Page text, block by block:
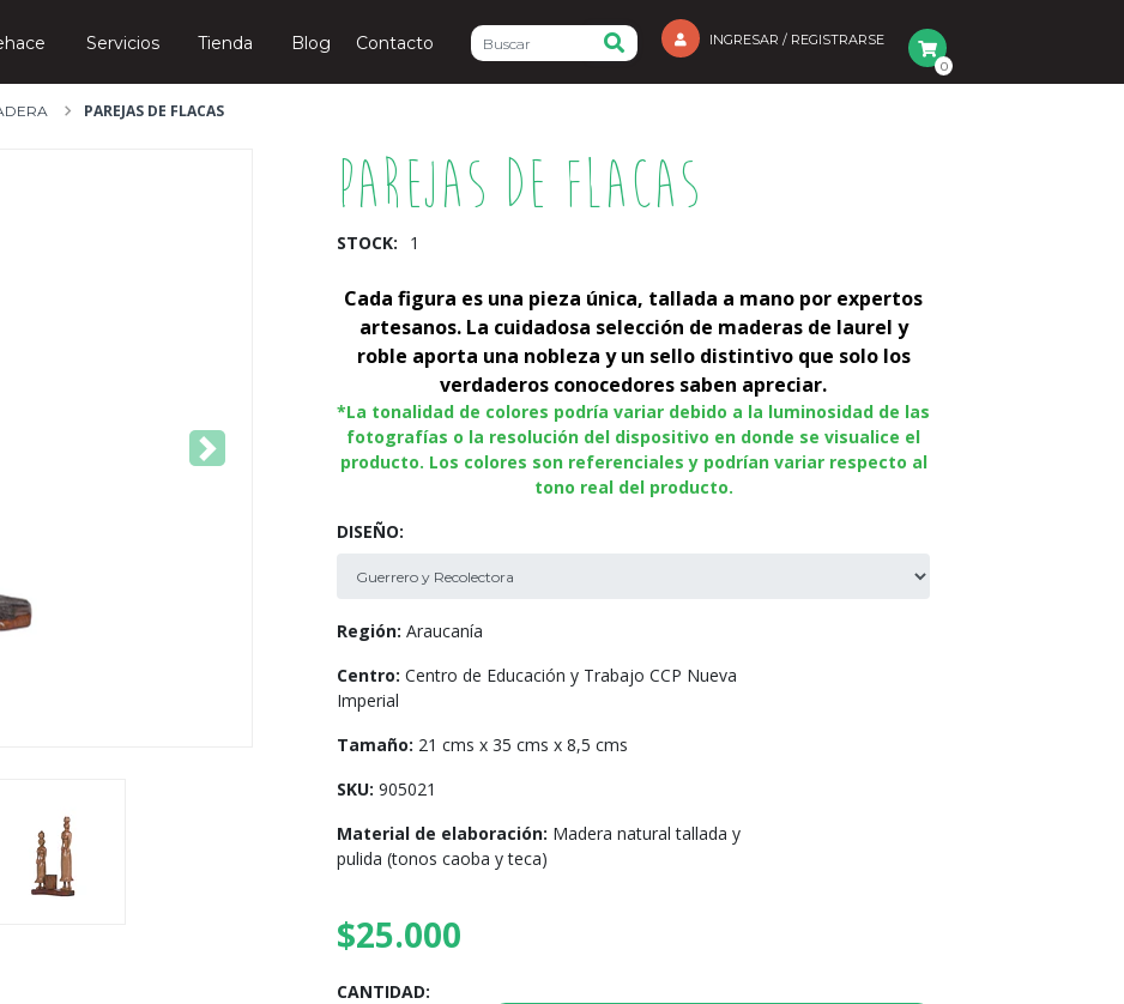
Servicios Tienda Blog Contacto INGRESAR / REGISTRARSE
0
PAREJAS DE FLACAS
Next
Parejas de Flacas
STOCK: 1
Cada figura es una pieza única, tallada a mano por expertos
artesanos. La cuidadosa selección de maderas de laurel y
roble aporta una nobleza y un sello distintivo que solo los
verdaderos conocedores saben apreciar.
*La tonalidad de colores podría variar debido a la luminosidad de las
fotografías o la resolución del dispositivo en donde se visualice el
producto. Los colores son referenciales y podrían variar respecto al
tono real del producto.
DISEÑO:
Región: Araucanía
Centro: Centro de Educación y Trabajo CCP Nueva
Imperial
Tamaño: 21 cms x 35 cms x 8,5 cms
SKU: 905021
Material de elaboración: Madera natural tallada y
pulida (tonos caoba y teca)
$25.000
CANTIDAD: